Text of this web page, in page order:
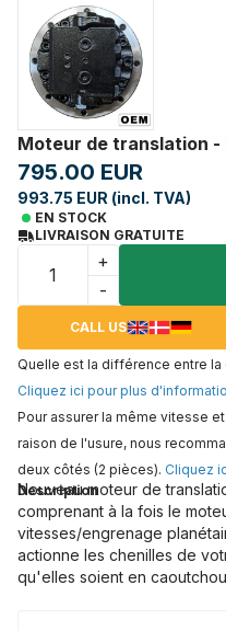
Moteur de translation -
795.00 EUR
993.75 EUR (incl. TVA)
EN STOCK
LIVRAISON GRATUITE
+
-
CALL US
Quelle est la différence entre la
Cliquez ici pour plus
Pour assurer la même vitesse
raison de l'usure, nous
deux côtés (2 pièces). Cliquez
Description
Nouveau moteur de
comprenant à la fois le
vitesses/engrenage
actionne les chenilles de
qu'elles soient en